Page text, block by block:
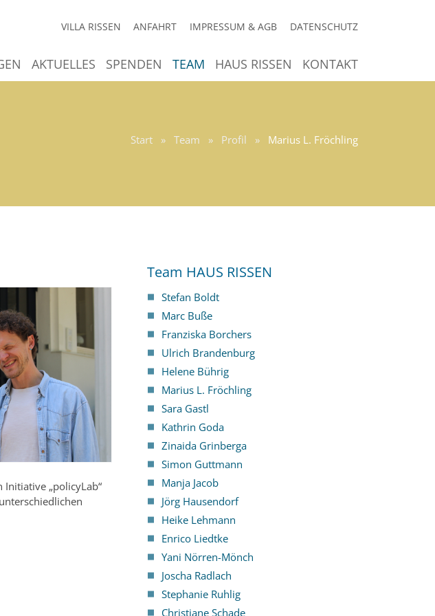
VILLA RISSEN ANFAHRT IMPRESSUM & AGB DATENSCHUTZ
AKTUELLES SPENDEN TEAM HAUS RISSEN KONTAKT
Start » Team » Profil » Marius L. Fröchling
„policyLab“
Team HAUS RISSEN
Stefan Boldt
Marc Buße
Franziska Borchers
Ulrich Brandenburg
Helene Bührig
Marius L. Fröchling
Sara Gastl
Kathrin Goda
Zinaida Grinberga
Simon Guttmann
Manja Jacob
Jörg Hausendorf
Heike Lehmann
Enrico Liedtke
Yani Nörren-Mönch
Joscha Radlach
Stephanie Ruhlig
Christiane Schade